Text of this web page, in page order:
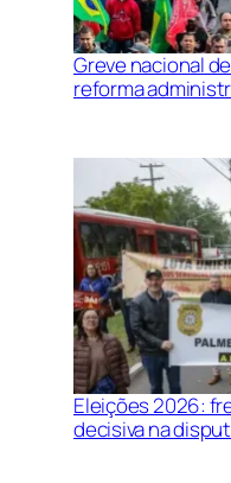
Greve nacional
reforma
Eleições 2026:
decisiva na